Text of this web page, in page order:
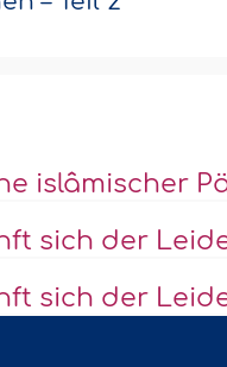
islâmischer
sich der
sich der